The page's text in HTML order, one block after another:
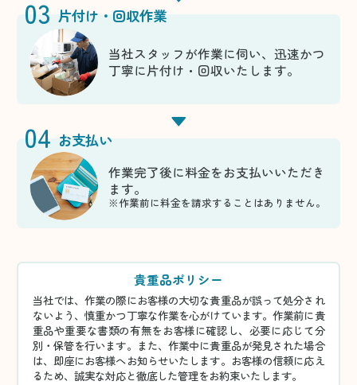
03 片付け・回収作業
当社スタッフが作業に伺い、迅速かつ
丁寧に片付け・回収いたします。
04 お支払い
作業完了後に料金をお支払いいただき
ます。
※作業前に料金を請求することはありません。
貴重品ポリシー
当社では、作業の際にお客様の大切な貴重品が誤って処分され
ないよう、慎重かつ丁寧な作業を心がけています。作業前に貴
重品や重要な書類の有無をお客様に確認し、必要に応じて分
別・保管を行います。また、作業中に貴重品が発見された場合
は、即座にお客様へお知らせいたします。お客様の信頼に応え
るため、誠実な対応と徹底した管理をお約束いたします。